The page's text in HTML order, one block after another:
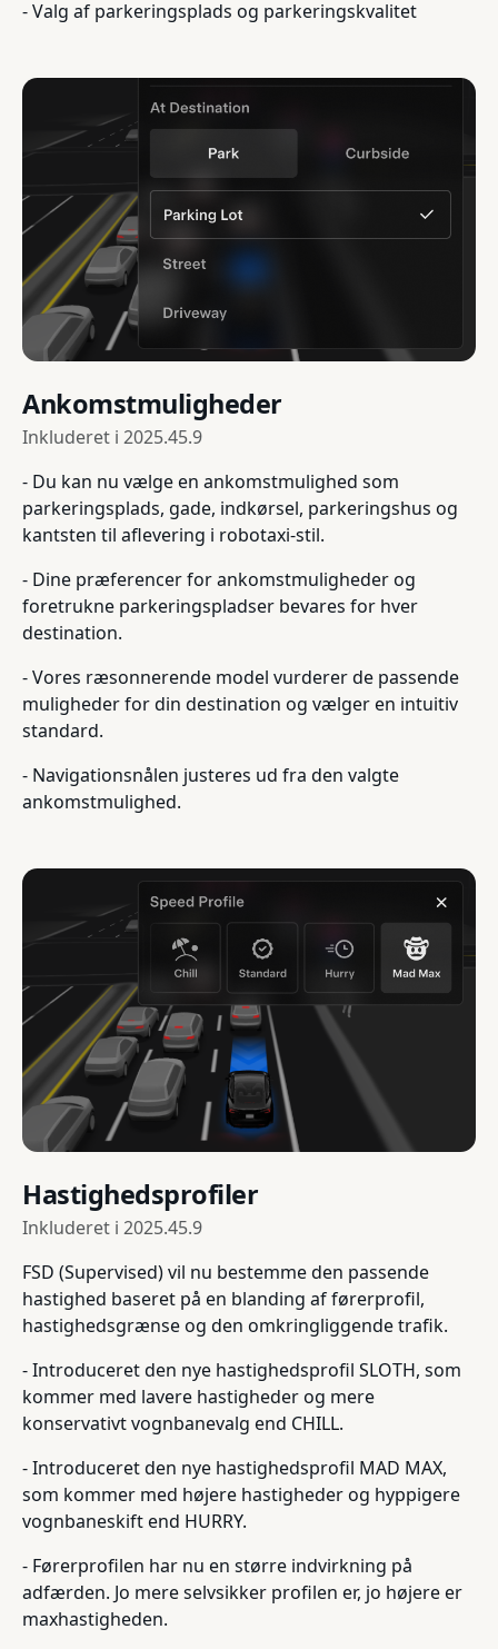
- Valg af parkeringsplads og parkeringskvalitet
Ankomstmuligheder
Inkluderet i 2025.45.9
- Du kan nu vælge en ankomstmulighed som
parkeringsplads, gade, indkørsel, parkeringshus og
kantsten til aflevering i robotaxi-stil.
- Dine præferencer for ankomstmuligheder og
foretrukne parkeringspladser bevares for hver
destination.
- Vores ræsonnerende model vurderer de passende
muligheder for din destination og vælger en intuitiv
standard.
- Navigationsnålen justeres ud fra den valgte
ankomstmulighed.
Hastighedsprofiler
Inkluderet i 2025.45.9
FSD (Supervised) vil nu bestemme den passende
hastighed baseret på en blanding af førerprofil,
hastighedsgrænse og den omkringliggende trafik.
- Introduceret den nye hastighedsprofil SLOTH, som
kommer med lavere hastigheder og mere
konservativt vognbanevalg end CHILL.
- Introduceret den nye hastighedsprofil MAD MAX,
som kommer med højere hastigheder og hyppigere
vognbaneskift end HURRY.
- Førerprofilen har nu en større indvirkning på
adfærden. Jo mere selvsikker profilen er, jo højere er
maxhastigheden.